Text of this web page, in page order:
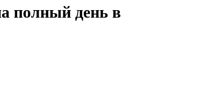
полный день в